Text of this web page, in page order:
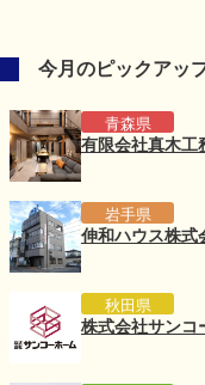
今月のピックアッ
青森県
有限会社真木工
岩手県
伸和ハウス株式
秋田県
株式会社サンコ